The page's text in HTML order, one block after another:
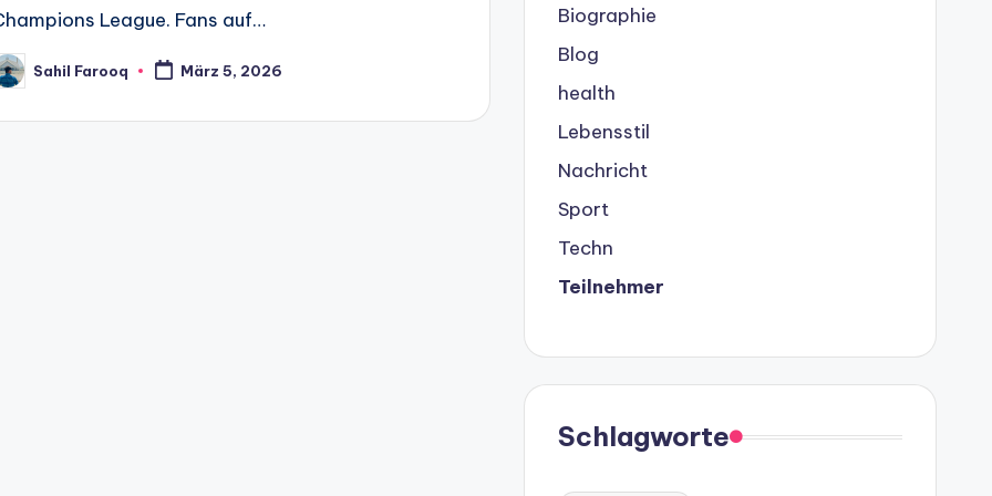
League. Fans auf…
Sahil Farooq März 5, 2026
Biographie
Blog
health
Lebensstil
Nachricht
Sport
Techn
Teilnehmer
Schlagworte